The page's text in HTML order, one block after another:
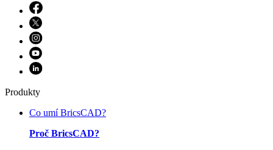
Produkty
Co umí BricsCAD?
Proč BricsCAD?